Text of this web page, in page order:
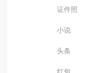
证件照
小说
头条
红包